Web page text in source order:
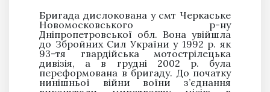
Бригада дислокована у смт Черкаське
Новомосковського р-ну
Дніпропетровської обл. Вона увійшла
до Збройних Сил України у 1992 р. як
93-тя гвардійська мотострілецька
дивізія, а в грудні 2002 р. була
переформована в бригаду. До початку
нинішньої війни воїни з’єднання